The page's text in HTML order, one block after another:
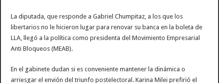
La diputada, que responde a Gabriel Chumpitaz, a los que los
libertarios no le hicieron lugar para renovar su banca en la boleta de
LLA, llegó a la política como presidenta del Movimiento Empresarial
Anti Bloqueos (MEAB).
En el gabinete dudan si es conveniente mantener la dinámica o
arriesgar el envión del triunfo postelectoral. Karina Milei prefirió el